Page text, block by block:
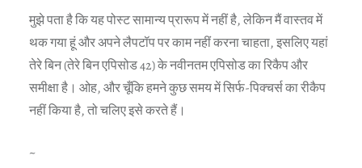
मुझे पता है कि यह पोस्ट सामान्य प्रारूप में नहीं है, लेकिन मैं वास्तव में
थक गया हूं और अपने लैपटॉप पर काम नहीं करना चाहता, इसलिए यहां
तेरे बिन (तेरे बिन एपिसोड 42) के नवीनतम एपिसोड का रिकैप और
समीक्षा है। ओह, और चूँकि हमने कुछ समय में सिर्फ-पिक्चर्स का रीकैप
नहीं किया है, तो चलिए इसे करते हैं।
~